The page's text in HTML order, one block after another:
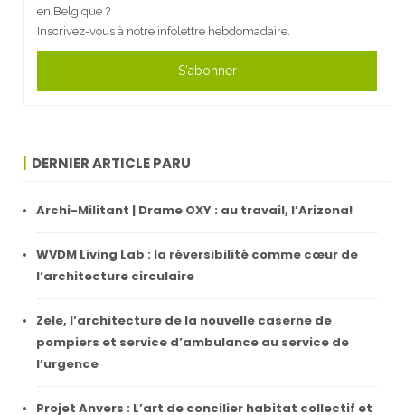
en Belgique ?
Inscrivez-vous à notre infolettre hebdomadaire.
S'abonner
DERNIER ARTICLE PARU
Archi-Militant | Drame OXY : au travail, l’Arizona!
WVDM Living Lab : la réversibilité comme cœur de
l’architecture circulaire
Zele, l’architecture de la nouvelle caserne de
pompiers et service d’ambulance au service de
l’urgence
Projet Anvers : L’art de concilier habitat collectif et